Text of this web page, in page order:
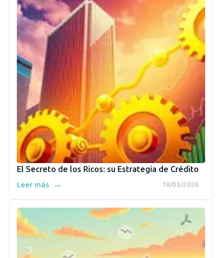
El Secreto de los Ricos: su Estrategia de Crédito
18/03/2026
Leer más →